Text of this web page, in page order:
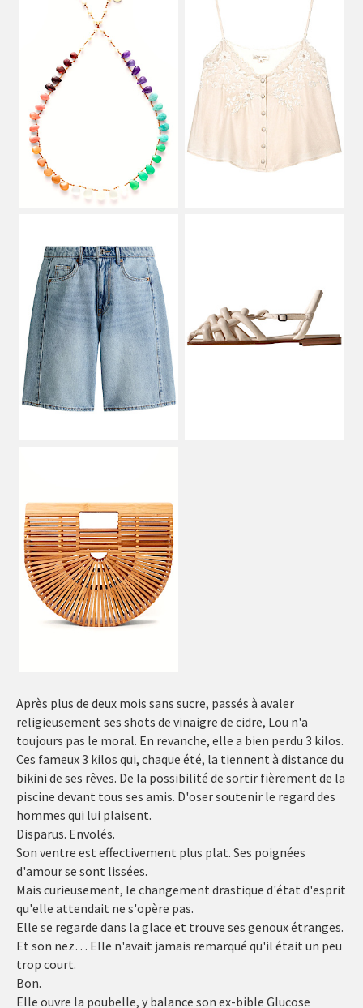
Après plus de deux mois sans sucre, passés à avaler
religieusement ses shots de vinaigre de cidre, Lou n'a
toujours pas le moral. En revanche, elle a bien perdu 3 kilos.
Ces fameux 3 kilos qui, chaque été, la tiennent à distance du
bikini de ses rêves. De la possibilité de sortir fièrement de la
piscine devant tous ses amis. D'oser soutenir le regard des
hommes qui lui plaisent.
Disparus. Envolés.
Son ventre est effectivement plus plat. Ses poignées
d'amour se sont lissées.
Mais curieusement, le changement drastique d'état d'esprit
qu'elle attendait ne s'opère pas.
Elle se regarde dans la glace et trouve ses genoux étranges.
Et son nez… Elle n'avait jamais remarqué qu'il était un peu
trop court.
Bon.
Elle ouvre la poubelle, y balance son ex-bible Glucose